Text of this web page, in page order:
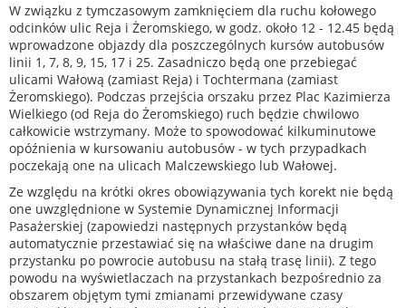
W związku z tymczasowym zamknięciem dla ruchu kołowego
odcinków ulic Reja i Żeromskiego, w godz. około 12 - 12.45 będą
wprowadzone objazdy dla poszczególnych kursów autobusów
linii 1, 7, 8, 9, 15, 17 i 25. Zasadniczo będą one przebiegać
ulicami Wałową (zamiast Reja) i Tochtermana (zamiast
Żeromskiego). Podczas przejścia orszaku przez Plac Kazimierza
Wielkiego (od Reja do Żeromskiego) ruch będzie chwilowo
całkowicie wstrzymany. Może to spowodować kilkuminutowe
opóźnienia w kursowaniu autobusów - w tych przypadkach
poczekają one na ulicach Malczewskiego lub Wałowej.
Ze względu na krótki okres obowiązywania tych korekt nie będą
one uwzględnione w Systemie Dynamicznej Informacji
Pasażerskiej (zapowiedzi następnych przystanków będą
automatycznie przestawiać się na właściwe dane na drugim
przystanku po powrocie autobusu na stałą trasę linii). Z tego
powodu na wyświetlaczach na przystankach bezpośrednio za
obszarem objętym tymi zmianami przewidywane czasy